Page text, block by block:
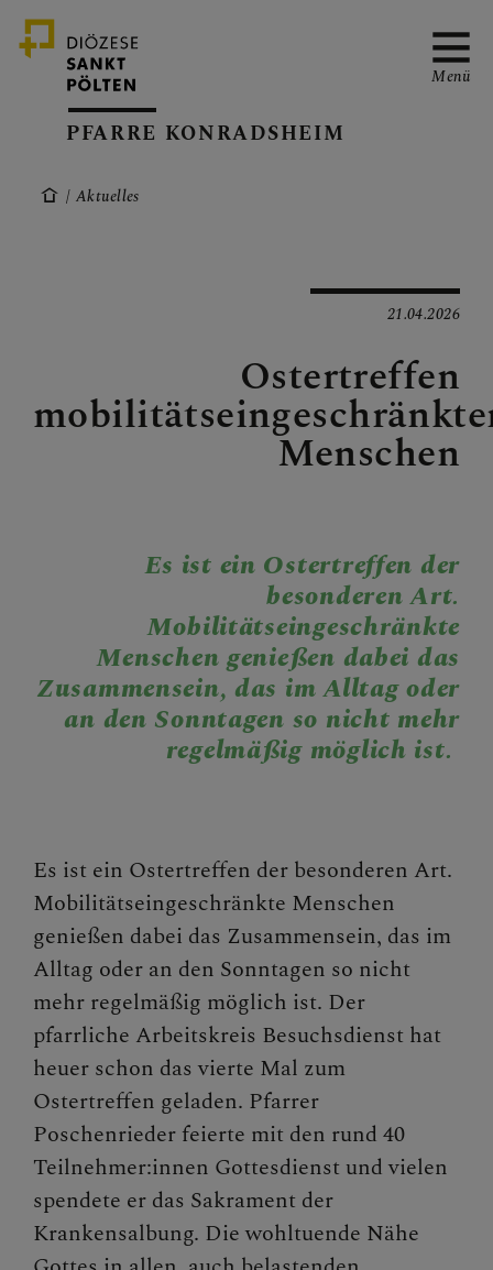
PFARRVERBAND-SEITE
GOTTESDIENSTORDNUN
TERMINKALENDER
PFARRBRIEFE
AKTUELLES
TEAM
GESCHICHTE DER
PFARRE
LINKS
PFARRE KONRADSHEIM
Menü
Aktuelles
21.04.2026
Ostertreffen
Menschen
Es ist ein Ostertreffen der
besonderen Art.
Mobilitätseingeschränkte
Menschen genießen dabei das
Zusammensein, das im Alltag oder
an den Sonntagen so nicht mehr
regelmäßig möglich ist.
Es ist ein Ostertreffen der besonderen Art.
Mobilitätseingeschränkte Menschen
genießen dabei das Zusammensein, das im
Alltag oder an den Sonntagen so nicht
mehr regelmäßig möglich ist. Der
pfarrliche Arbeitskreis Besuchsdienst hat
heuer schon das vierte Mal zum
Ostertreffen geladen. Pfarrer
Poschenrieder feierte mit den rund 40
Teilnehmer:innen Gottesdienst und vielen
spendete er das Sakrament der
Krankensalbung. Die wohltuende Nähe